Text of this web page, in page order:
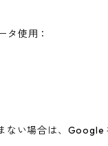
使用：
い場合は、